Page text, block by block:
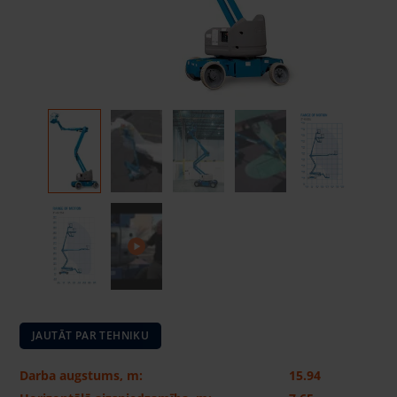
JAUTĀT PAR TEHNIKU
Darba augstums, m:
15.94